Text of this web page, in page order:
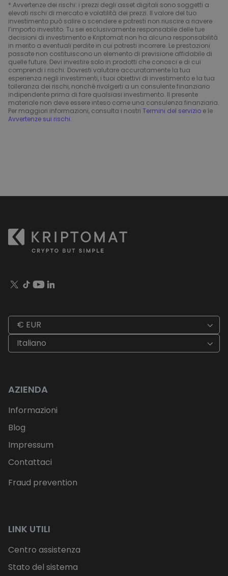
* Avvertenze dei rischi: i prezzi degli asset digitali sono soggetti a
elevati rischi di mercato e volatilità dei prezzi. Il valore del tuo
investimento può salire o scendere e potresti non riuscire a riavere
l’importo investito. Tu sei esclusivamente responsabile delle tue
decisioni di investimento e Kriptomat non ha alcuna responsabilità
in merito a eventuali perdite in cui potresti incorrere. Le prestazioni
passate non costituiscono un elemento di previsione affidabile di
quelle future. Devi investire solo in prodotti che conosci e di cui
comprendi i rischi. Dovresti valutare accuratamente la tua
esperienza negli investimenti, i tuoi obiettivi di investimento e la tua
tolleranza dei rischi, nonché rivolgerti a un consulente finanziario
indipendente prima di fare qualsiasi investimento. Il presente
materiale non deve essere inteso come una consulenza finanziaria.
Per maggiori informazioni, consulta i nostri Termini del servizio e le
Avvertenze sui rischi.
€ EUR
Italiano
AZIENDA
Informazioni
Blog
Impressum
Contattaci
Fraud prevention
LINK UTILI
Centro assistenza
Stato del sistema